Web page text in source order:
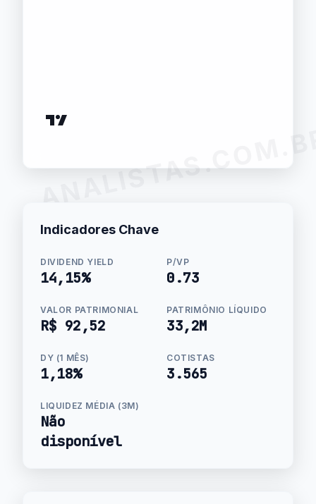
Indicadores Chave
DIVIDEND YIELD
14,15%
P/VP
0.73
VALOR PATRIMONIAL
R$ 92,52
PATRIMÔNIO LÍQUIDO
33,2M
DY (1 MÊS)
1,18%
COTISTAS
3.565
LIQUIDEZ MÉDIA (3M)
Não
disponível